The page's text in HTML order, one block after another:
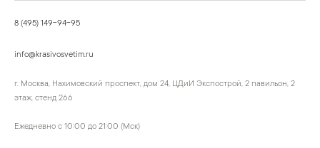
8 (495) 149-94-95
info@krasivosvetim.ru
г. Москва, Нахимовский проспект, дом 24, ЦДиИ Экспострой, 2 павильон, 2
этаж, стенд 266
Ежедневно с 10:00 до 21:00 (Мск)